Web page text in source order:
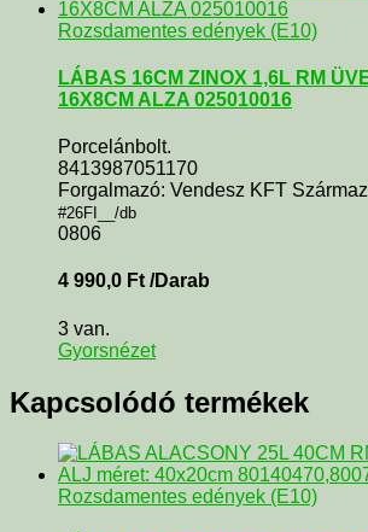
Rozsdamentes edények (E10)
LÁBAS 16CM ZINOX 1,6L RM
16X8CM ALZA 025010016
Porcelánbolt.
8413987051170
Forgalmazó: Vendesz KFT
#26FI__/db
0806
4 990,0 Ft /Darab
3 van.
Gyorsnézet
Kapcsolódó termékek
Rozsdamentes edények (E10)